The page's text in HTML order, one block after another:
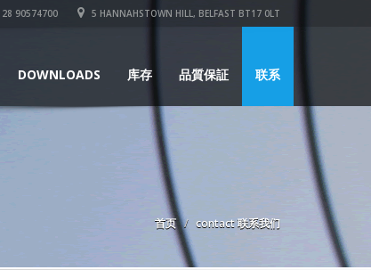
28 90574700 5 HANNAHSTOWN HILL, BELFAST BT17 0LT
DOWNLOADS 库存 品質保証 联系
首页 contact 联系我们